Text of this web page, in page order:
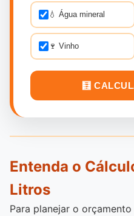
💧 Água mineral
🍷 Vinho
🧮
Entenda o
Litros
Para planejar o